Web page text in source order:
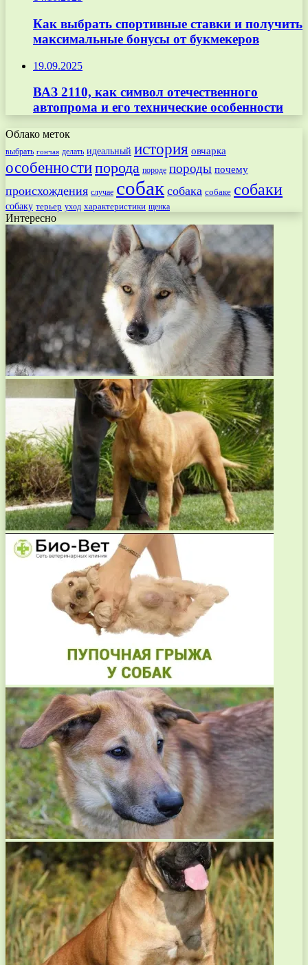
Как выбрать спортивные ставки и получить
максимальные бонусы от букмекеров
19.09.2025
ВАЗ 2110, как символ отечественного
автопрома и его технические особенности
Облако меток
выбрать гончая делать идеальный история овчарка
особенностипорода породе породы почему
происхождения случае собак собака собаке собаки
собаку терьер уход характеристики щенка
Интересно